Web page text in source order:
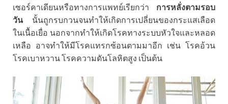
เซอร์คาเดียนหรือทางการแพทย์เรียกว่า การหลั่งตามรอบ
วัน
นั้นถูกรบกวนจนทำให้เกิดการเปลี่ยนของกระแสเลือด
ในเนื้อเยื่อ นอกจากทำให้เกิดโรคทางระบบหัวใจและหลอด
เหลือ อาจทำให้มีโรคแทรกซ้อนตามมาอีก เช่น โรคอ้วน
โรคเบาหวาน โรคความดันโลหิตสูง เป็นต้น